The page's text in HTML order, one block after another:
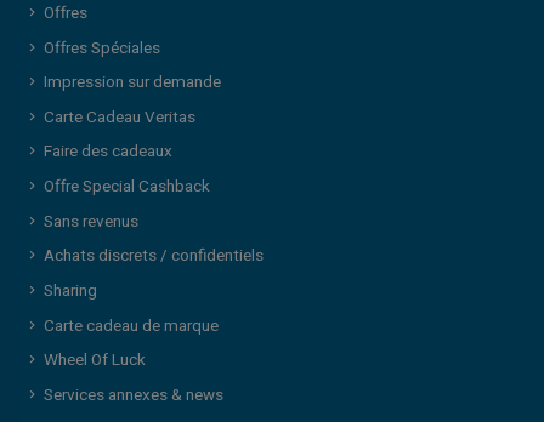
Offres
Offres Spéciales
Impression sur demande
Carte Cadeau Veritas
Faire des cadeaux
Offre Special Cashback
Sans revenus
Achats discrets / confidentiels
Sharing
Carte cadeau de marque
Wheel Of Luck
Services annexes & news